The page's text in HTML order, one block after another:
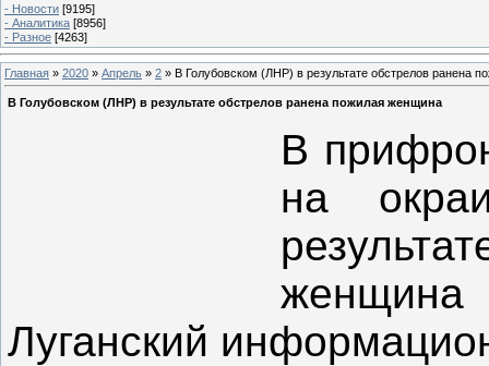
- Новости [9195]
- Аналитика [8956]
- Разное [4263]
Главная » 2020 » Апрель » 2 » В Голубовском (ЛНР) в результате обстрелов ранена
В Голубовском (ЛНР) в результате обстрелов ранена пожилая женщина
В
на
Луганский